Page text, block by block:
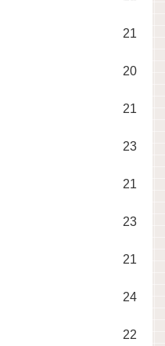
21
20
21
23
21
23
21
24
22